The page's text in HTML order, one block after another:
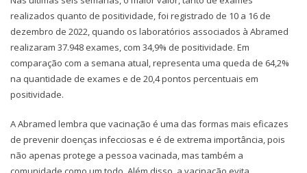
realizados quanto de positividade, foi registrado de 10 a 16 de
dezembro de 2022, quando os laboratórios associados à Abramed
realizaram 37.948 exames, com 34,9% de positividade. Em
comparação com a semana atual, representa uma queda de 64,2%
na quantidade de exames e de 20,4 pontos percentuais em
positividade.
A Abramed lembra que vacinação é uma das formas mais eficazes
de prevenir doenças infecciosas e é de extrema importância, pois
não apenas protege a pessoa vacinada, mas também a